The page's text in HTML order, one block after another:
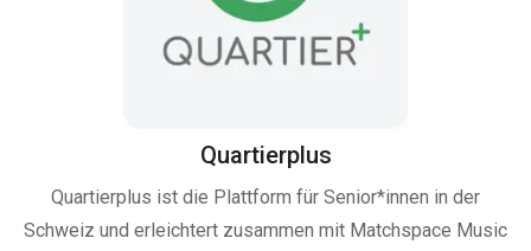
Quartierplus
Quartierplus ist die Plattform für Senior*innen in der
Schweiz und erleichtert zusammen mit Matchspace Music